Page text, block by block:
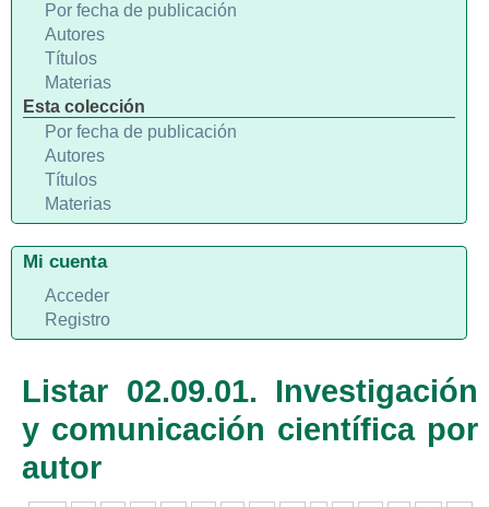
Listar 02.09.01. Investigación
y comunicación científica por
autor
Por fecha de publicación
Autores
Títulos
Materias
Esta colección
Por fecha de publicación
Autores
Títulos
Materias
Mi cuenta
Acceder
Registro